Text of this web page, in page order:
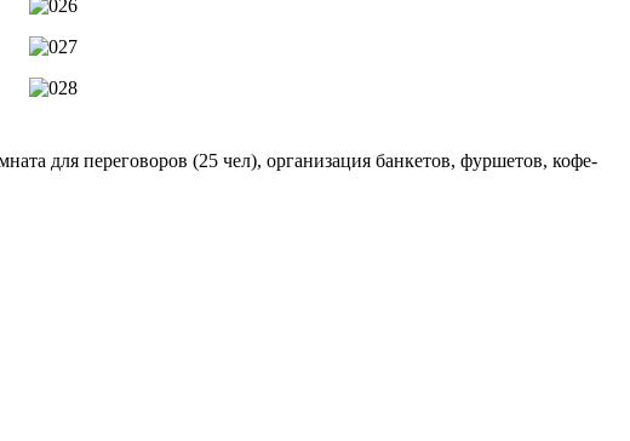
для переговоров (25 чел), организация банкетов, фуршетов, кофе-